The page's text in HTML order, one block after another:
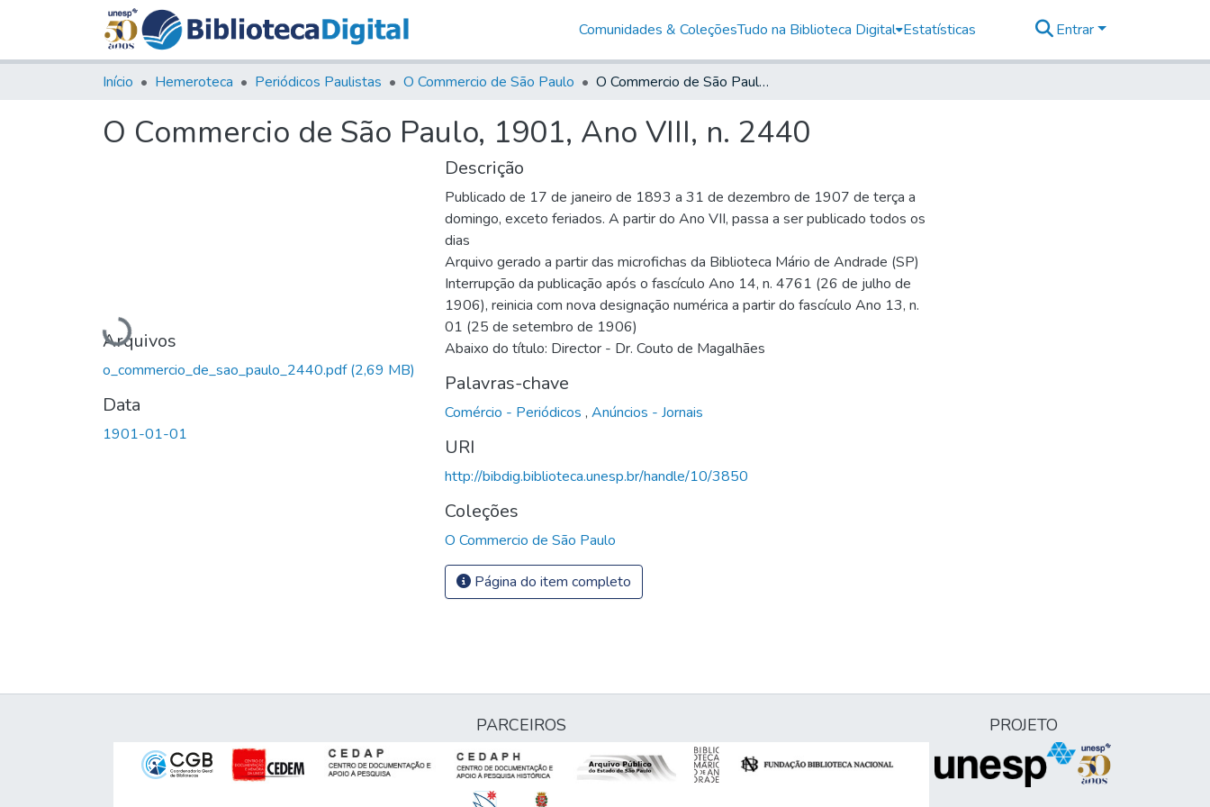
Comunidades & ColeçõesTudo na Biblioteca Digital Estatísticas Entrar
Início Hemeroteca Periódicos Paulistas O Commercio de São Paulo O Commercio de São Paulo, 1901, Ano VIII, n. 2440
O Commercio de São Paulo, 1901, Ano VIII, n. 2440
Carregando...
Arquivos
o_commercio_de_sao_paulo_2440.pdf(2,69 MB)
Data
1901-01-01
Descrição
Publicado de 17 de janeiro de 1893 a 31 de dezembro de 1907 de terça a
domingo, exceto feriados. A partir do Ano VII, passa a ser publicado todos os
dias
Arquivo gerado a partir das microfichas da Biblioteca Mário de Andrade (SP)
Interrupção da publicação após o fascículo Ano 14, n. 4761 (26 de julho de
1906), reinicia com nova designação numérica a partir do fascículo Ano 13, n.
01 (25 de setembro de 1906)
Abaixo do título: Director - Dr. Couto de Magalhães
Palavras-chave
Comércio - Periódicos , Anúncios - Jornais
URI
http://bibdig.biblioteca.unesp.br/handle/10/3850
Coleções
O Commercio de São Paulo
Página do item completo
PARCEIROS PROJETO